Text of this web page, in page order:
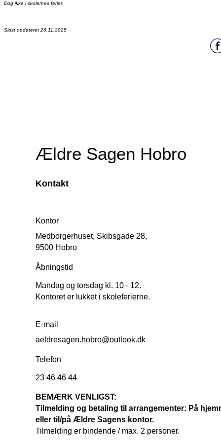
Dog ikke i skolernes ferier.
Sidst opdateret 26.11.2025
Ældre Sagen Hobro
Kontakt
Kontor
Medborgerhuset, Skibsgade 28,
9500 Hobro
Åbningstid
Mandag og torsdag kl. 10 - 12.
Kontoret er lukket i skoleferierne.
E-mail
aeldresagen.hobro@outlook.dk
Telefon
23 46 46 44
BEMÆRK VENLIGST:
Tilmelding og betaling til arrangementer: På
eller til/på Ældre Sagens kontor.
Tilmelding er bindende / max. 2 personer.